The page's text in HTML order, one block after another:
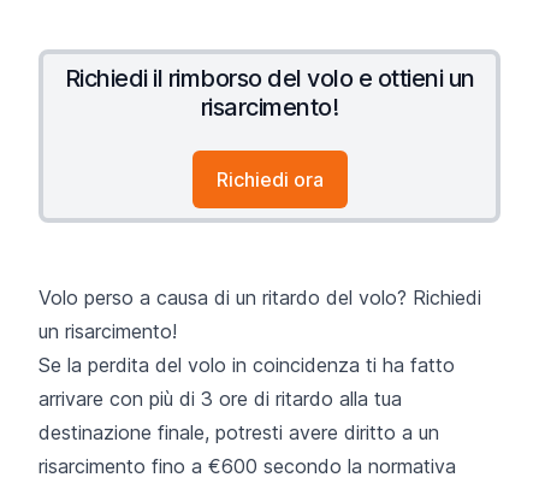
Richiedi il rimborso del volo e ottieni un
risarcimento!
Richiedi ora
Volo perso a causa di un ritardo del volo? Richiedi
un risarcimento!
Se la perdita del volo in coincidenza ti ha fatto
arrivare con più di 3 ore di ritardo alla tua
destinazione finale, potresti avere diritto a un
risarcimento fino a €600 secondo la normativa